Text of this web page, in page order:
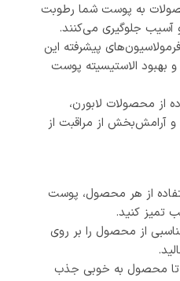
به پوست شما رطوبت
جلوگیری می‌کنند.
فرمولاسیون‌های پیشرفته این
الاستیسیته پوست
از محصولات لابورن،
آرامش‌بخش از مراقبت از
از هر محصول، پوست
تمیز کنید.
از محصول را بر روی
تا محصول به خوبی جذب